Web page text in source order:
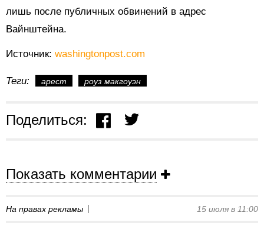
лишь после публичных обвинений в адрес
Вайнштейна.
Источник: washingtonpost.com
Теги: арест роуз макгоуэн
Поделиться:
Показать комментарии
На правах рекламы 15 июля в 11:00